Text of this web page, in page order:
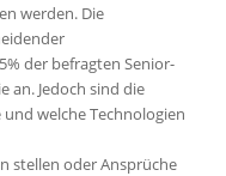
werden. Die
der befragten Senior-
an. Jedoch sind die
welche Technologien
stellen oder Ansprüche